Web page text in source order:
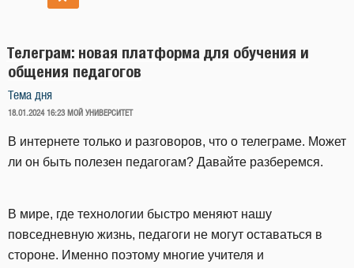
Телеграм: новая платформа для обучения и
общения педагогов
Тема дня
ОПУБЛИКОВАНО
18.01.2024 16:23 МОЙ УНИВЕРСИТЕТ
В интернете только и разговоров, что о телеграме. Может
ли он быть полезен педагогам? Давайте разберемся.
В мире, где технологии быстро меняют нашу
повседневную жизнь, педагоги не могут оставаться в
стороне. Именно поэтому многие учителя и